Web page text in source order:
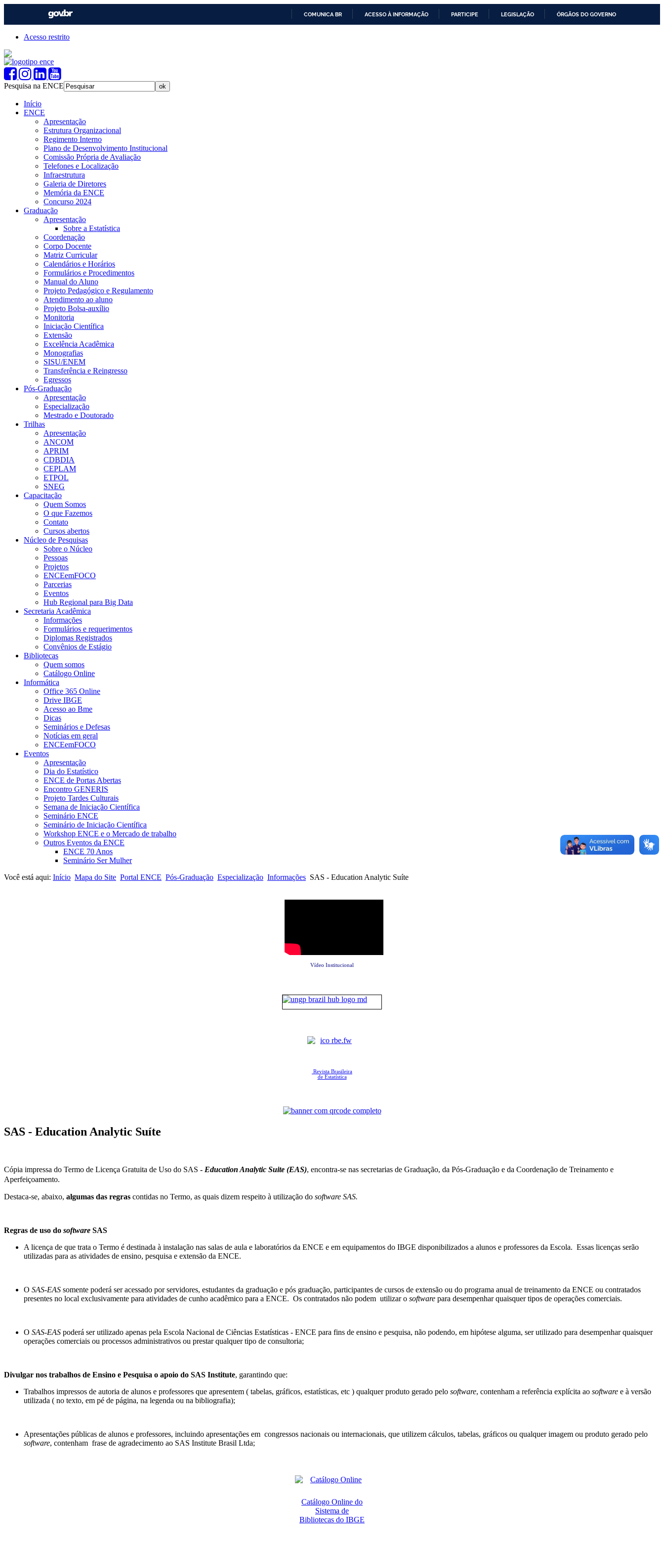
COMUNICA BR ACESSO À INFORMAÇÃO PARTICIPE LEGISLAÇÃO ÓRGÃOS DO GOVERNO
Acesso restrito
Pesquisa na ENCE
Início
ENCE
Apresentação
Estrutura Organizacional
Regimento Interno
Plano de Desenvolvimento Institucional
Comissão Própria de Avaliação
Telefones e Localização
Infraestrutura
Galeria de Diretores
Memória da ENCE
Concurso 2024
Graduação
Apresentação
Sobre a Estatística
Coordenação
Corpo Docente
Matriz Curricular
Calendários e Horários
Formulários e Procedimentos
Manual do Aluno
Projeto Pedagógico e Regulamento
Atendimento ao aluno
Projeto Bolsa-auxílio
Monitoria
Iniciação Científica
Extensão
Excelência Acadêmica
Monografias
SISU/ENEM
Transferência e Reingresso
Egressos
Pós-Graduação
Apresentação
Especialização
Mestrado e Doutorado
Trilhas
Apresentação
ANCOM
APRIM
CDBDIA
CEPLAM
ETPOL
SNEG
Capacitação
Quem Somos
O que Fazemos
Contato
Cursos abertos
Núcleo de Pesquisas
Sobre o Núcleo
Pessoas
Projetos
ENCEemFOCO
Parcerias
Eventos
Hub Regional para Big Data
Secretaria Acadêmica
Informações
Formulários e requerimentos
Diplomas Registrados
Convênios de Estágio
Bibliotecas
Quem somos
Catálogo Online
Informática
Office 365 Online
Drive IBGE
Acesso ao Bme
Dicas
Seminários e Defesas
Notícias em geral
ENCEemFOCO
Eventos
Apresentação
Dia do Estatístico
ENCE de Portas Abertas
Encontro GENERIS
Projeto Tardes Culturais
Semana de Iniciação Científica
Seminário ENCE
Seminário de Iniciação Científica
Workshop ENCE e o Mercado de trabalho
Outros Eventos da ENCE
ENCE 70 Anos
Seminário Ser Mulher
Você está aqui: Início Mapa do Site Portal ENCE Pós-Graduação Especialização Informações SAS - Education Analytic Suíte
Vídeo Institucional
Revista Brasileira
de Estatística
SAS - Education Analytic Suíte
Cópia impressa do Termo de Licença Gratuita de Uso do SAS - Education Analytic Suite (EAS), encontra-se nas secretarias de Graduação, da Pós-Graduação e da Coordenação de Treinamento e
Aperfeiçoamento.
Destaca-se, abaixo, algumas das regras contidas no Termo, as quais dizem respeito à utilização do software SAS.
Regras de uso do software SAS
A licença de que trata o Termo é destinada à instalação nas salas de aula e laboratórios da ENCE e em equipamentos do IBGE disponibilizados a alunos e professores da Escola. Essas licenças serão
utilizadas para as atividades de ensino, pesquisa e extensão da ENCE.
O SAS-EAS somente poderá ser acessado por servidores, estudantes da graduação e pós graduação, participantes de cursos de extensão ou do programa anual de treinamento da ENCE ou contratados
presentes no local exclusivamente para atividades de cunho acadêmico para a ENCE. Os contratados não podem utilizar o software para desempenhar quaisquer tipos de operações comerciais.
O SAS-EAS poderá ser utilizado apenas pela Escola Nacional de Ciências Estatísticas - ENCE para fins de ensino e pesquisa, não podendo, em hipótese alguma, ser utilizado para desempenhar quaisquer
operações comerciais ou processos administrativos ou prestar qualquer tipo de consultoria;
Divulgar nos trabalhos de Ensino e Pesquisa o apoio do SAS Institute, garantindo que:
Trabalhos impressos de autoria de alunos e professores que apresentem ( tabelas, gráficos, estatísticas, etc ) qualquer produto gerado pelo software, contenham a referência explícita ao software e à versão
utilizada ( no texto, em pé de página, na legenda ou na bibliografia);
Apresentações públicas de alunos e professores, incluindo apresentações em congressos nacionais ou internacionais, que utilizem cálculos, tabelas, gráficos ou qualquer imagem ou produto gerado pelo
software, contenham frase de agradecimento ao SAS Institute Brasil Ltda;
Catálogo Online do
Sistema de
Bibliotecas do IBGE